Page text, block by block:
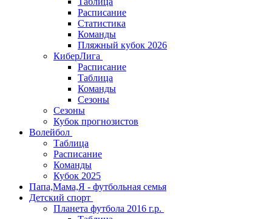
Расписание
Статистика
Команды
Пляжный кубок 2026
КиберЛига
Расписание
Таблица
Команды
Сезоны
Сезоны
Кубок прогнозистов
Волейбол
Таблица
Расписание
Команды
Кубок 2025
Папа,Мама,Я - футбольная семья
Детский спорт
Планета футбола 2016 г.р.